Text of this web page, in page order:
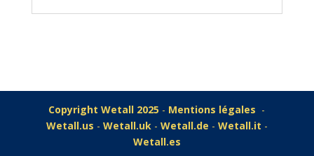
Copyright Wetall 2025 - Mentions légales -
Wetall.us - Wetall.uk- Wetall.de - Wetall.it -
Wetall.es